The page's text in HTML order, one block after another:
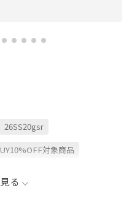
26SS20gsr
対象商品
る